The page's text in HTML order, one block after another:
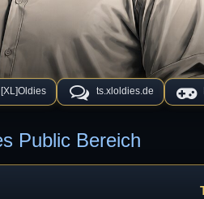
[XL]Oldies ts.xloldies.de
Public Bereich